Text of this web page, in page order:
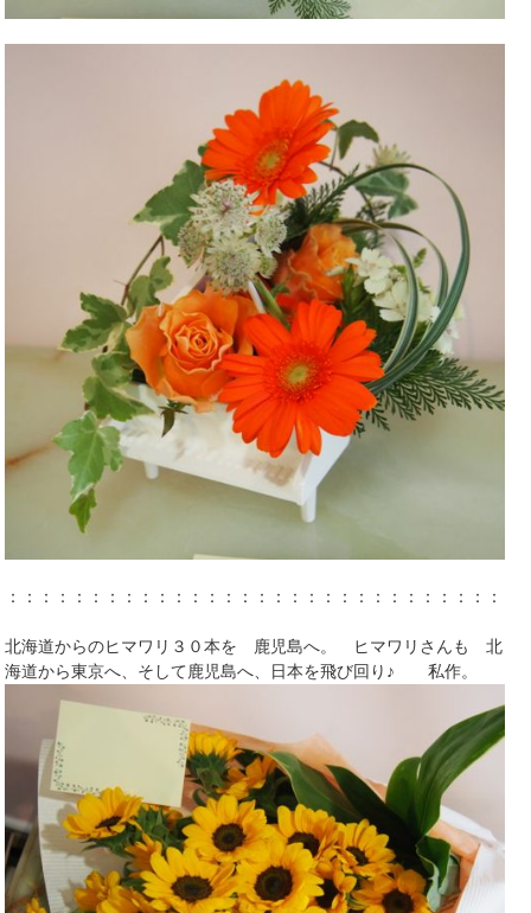
：：：：：：：：：：：：：：：：：：：：：：：：：：：：：：：
北海道からのヒマワリ３０本を 鹿児島へ。 ヒマワリさんも 北
海道から東京へ、そして鹿児島へ、日本を飛び回り♪ 私作。